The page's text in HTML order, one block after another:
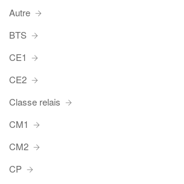
Autre
BTS
CE1
CE2
Classe relais
CM1
CM2
CP